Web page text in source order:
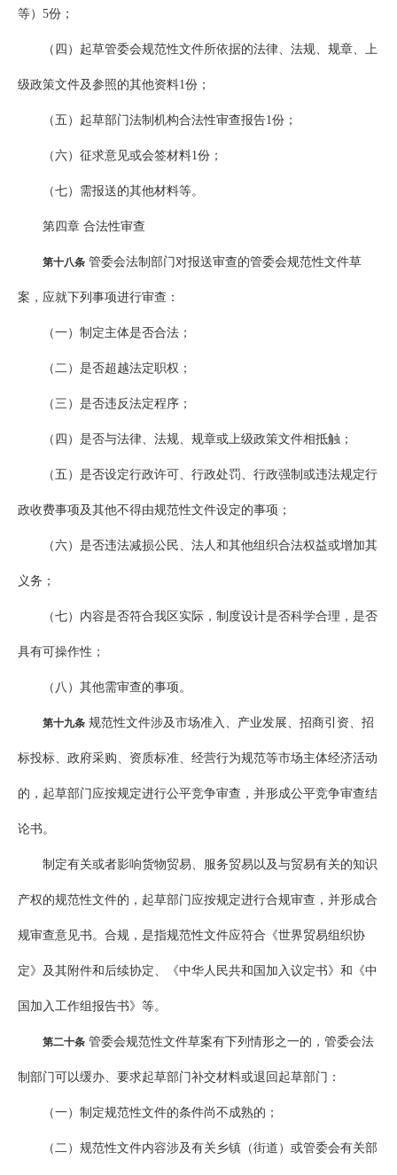
等）5份；
（四）起草管委会规范性文件所依据的法律、法规、规章、上
级政策文件及参照的其他资料1份；
（五）起草部门法制机构合法性审查报告1份；
（六）征求意见或会签材料1份；
（七）需报送的其他材料等。
第四章 合法性审查
第十八条 管委会法制部门对报送审查的管委会规范性文件草
案，应就下列事项进行审查：
（一）制定主体是否合法；
（二）是否超越法定职权；
（三）是否违反法定程序；
（四）是否与法律、法规、规章或上级政策文件相抵触；
（五）是否设定行政许可、行政处罚、行政强制或违法规定行
政收费事项及其他不得由规范性文件设定的事项；
（六）是否违法减损公民、法人和其他组织合法权益或增加其
义务；
（七）内容是否符合我区实际，制度设计是否科学合理，是否
具有可操作性；
（八）其他需审查的事项。
第十九条 规范性文件涉及市场准入、产业发展、招商引资、招
标投标、政府采购、资质标准、经营行为规范等市场主体经济活动
的，起草部门应按规定进行公平竞争审查，并形成公平竞争审查结
论书。
制定有关或者影响货物贸易、服务贸易以及与贸易有关的知识
产权的规范性文件的，起草部门应按规定进行合规审查，并形成合
规审查意见书。合规，是指规范性文件应符合《世界贸易组织协
定》及其附件和后续协定、《中华人民共和国加入议定书》和《中
国加入工作组报告书》等。
第二十条 管委会规范性文件草案有下列情形之一的，管委会法
制部门可以缓办、要求起草部门补交材料或退回起草部门：
（一）制定规范性文件的条件尚不成熟的；
（二）规范性文件内容涉及有关乡镇（街道）或管委会有关部